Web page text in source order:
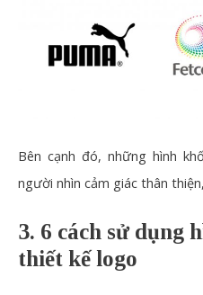
Bên cạnh đó, những hình
người nhìn cảm giác thân
3. 6 cách sử dụng
thiết kế logo